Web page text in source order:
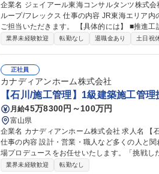
企業名 ジェイアール東海コンサルタンツ株式会社 求人名 【名古屋/詳細設計】鉄道横断配管(上下水道)/JR東
ループ/フレックス 仕事の内容 JR東海エリア内の自治体から発注される水道管や下水道管の管路詳細設計業務を
ご担当いただきます。 【具体的には】 ■推進工設計：鉄道を横断する管路の基礎調査（測量、地質調査）、基本
設計、詳細設計、発注者との打合せ、関係機
業界未経験歓迎 転勤なし 退職金あり 土日祝
正社員
カナディアンホーム株式会社
【石川/施工管理】1級建築施工管
月給45万8300円～100万円
富山県
企業名 カナディアンホーム株式会社 求人名 【石川/施工管理】1級建築施工管理技士◎/注文住宅の施工管理業務
仕事の内容 設計・営業・職人など多くの人と
場プロデュースをお任せいたします。「挑戦したい」という想い
（工程・安全・品質・予算） ・現場の進捗・
業界未経験歓迎 転勤なし